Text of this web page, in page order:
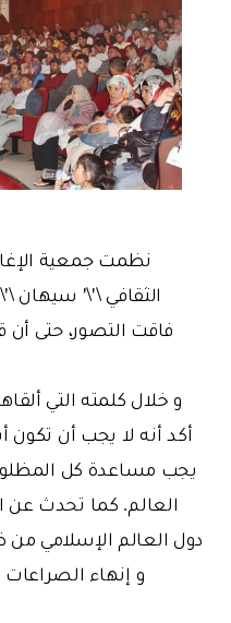
نظمت جمعية
الثقافي \'\' سيهان
فاقت التصور، حتى
و خلال كلمته التي
أكد أنه لا يجب أن تكون
يجب مساعدة كل
العالم. كما تحدث عن
دول العالم الإسلامي
و إنهاء الصراعات